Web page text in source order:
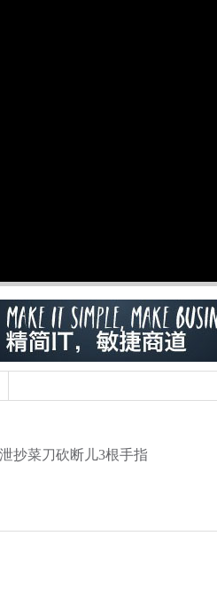
菜刀砍断儿3根手指